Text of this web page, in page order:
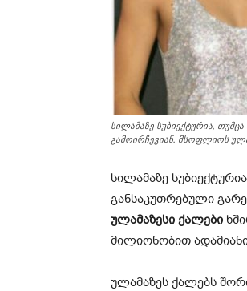
სილამაზე სუბიექტურია,
გამოირჩევიან. მსოფლიოს
სილამაზე
განსაკუთრებული
ულამაზესი ქალები
მილიონობით
ულამაზეს ქალებს